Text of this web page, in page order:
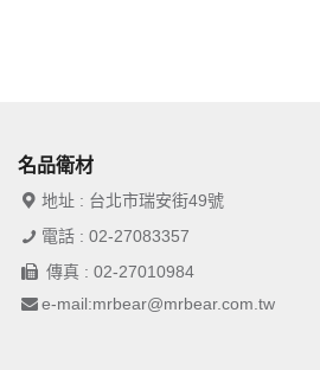
名品衛材
地址 : 台北市瑞安街49號
電話 : 02-27083357
傳真 : 02-27010984
e-mail:mrbear@mrbear.com.tw